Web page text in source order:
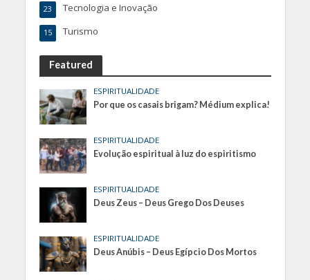
Tecnologia e Inovação
23
Turismo
15
Featured
ESPIRITUALIDADE
Por que os casais brigam? Médium explica!
ESPIRITUALIDADE
Evolução espiritual à luz do espiritismo
ESPIRITUALIDADE
Deus Zeus – Deus Grego Dos Deuses
ESPIRITUALIDADE
Deus Anúbis – Deus Egípcio Dos Mortos